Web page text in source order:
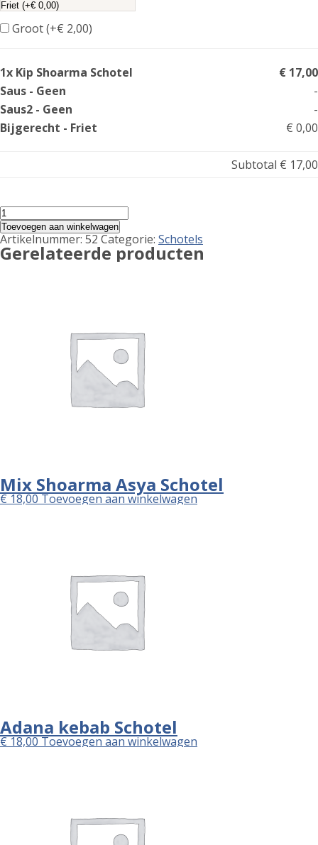
Groot (+€ 2,00)
1x Kip Shoarma Schotel
€ 17,00
Saus - Geen
-
Saus2 - Geen
-
Bijgerecht - Friet
€ 0,00
Subtotal € 17,00
Kip
Shoarma
Schotel
aantal
Toevoegen aan winkelwagen
Artikelnummer: 52 Categorie: Schotels
Gerelateerde producten
Mix Shoarma Asya Schotel
€18,00Toevoegen aan winkelwagen
Adana kebab Schotel
€18,00Toevoegen aan winkelwagen